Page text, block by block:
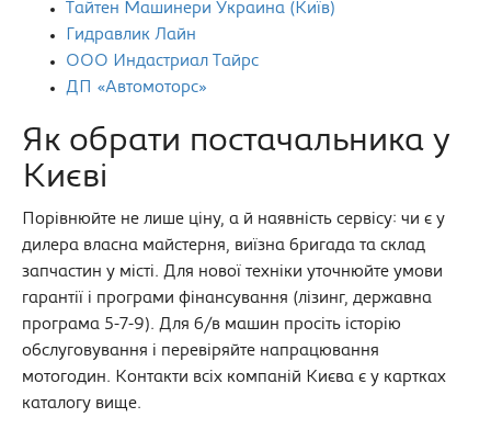
Тайтен Машинери Украина (Київ)
Гидравлик Лайн
ООО Индастриал Тайрс
ДП «Автомоторс»
Як обрати постачальника у
Києві
Порівнюйте не лише ціну, а й наявність сервісу: чи є у
дилера власна майстерня, виїзна бригада та склад
запчастин у місті. Для нової техніки уточнюйте умови
гарантії і програми фінансування (лізинг, державна
програма 5-7-9). Для б/в машин просіть історію
обслуговування і перевіряйте напрацювання
мотогодин. Контакти всіх компаній Києва є у картках
каталогу вище.